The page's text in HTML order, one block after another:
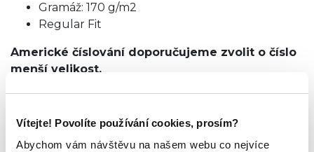
Vítejte! Povolíte používání cookies, prosím?
Abychom vám návštěvu na našem webu co nejvíce
Gramáž: 170 g/m2
Regular Fit
Americké číslování doporučujeme zvolit o číslo
menší velikost.